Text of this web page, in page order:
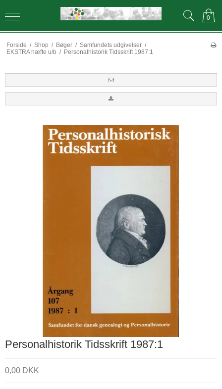
0
Forside / Shop / Bøger / Samfundets udgivelser /
EKSTRA hæfte u/b / Personalhistorik Tidsskrift 1987:1
Personalhistorik Tidsskrift 1987:1
0,00 DKK